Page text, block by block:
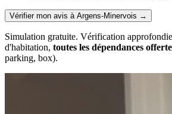
Vérifier mon avis à Argens-Minervois →
Simulation gratuite. Vérification approfondie
d'habitation, toutes les dépendances
parking, box).